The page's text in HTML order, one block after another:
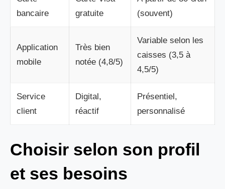
bancaire
gratuite
(souvent)
Application
mobile
Très bien
notée (4,8/5)
Variable selon les
caisses (3,5 à
4,5/5)
Service
client
Digital,
réactif
Présentiel,
personnalisé
Choisir selon son profil
et ses besoins